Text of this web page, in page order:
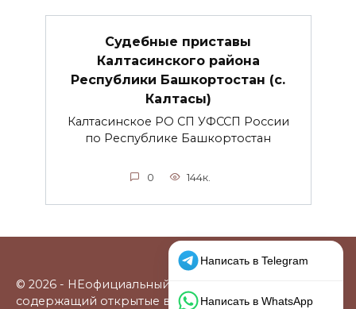
Судебные приставы
Калтасинского района
Республики Башкортостан (с.
Калтасы)
Калтасинское РО СП УФССП России
по Республике Башкортостан
0 144к.
© 2026 - НЕофициальный информационный сайт,
содержащий открытые выверенные данные о